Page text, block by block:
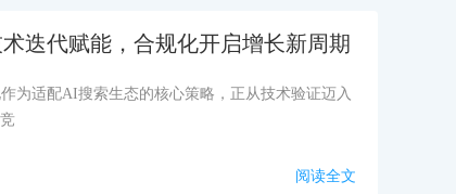
迭代赋能，合规化开启增长新周期
为适配AI搜索生态的核心策略，正从技术验证迈入
阅读全文